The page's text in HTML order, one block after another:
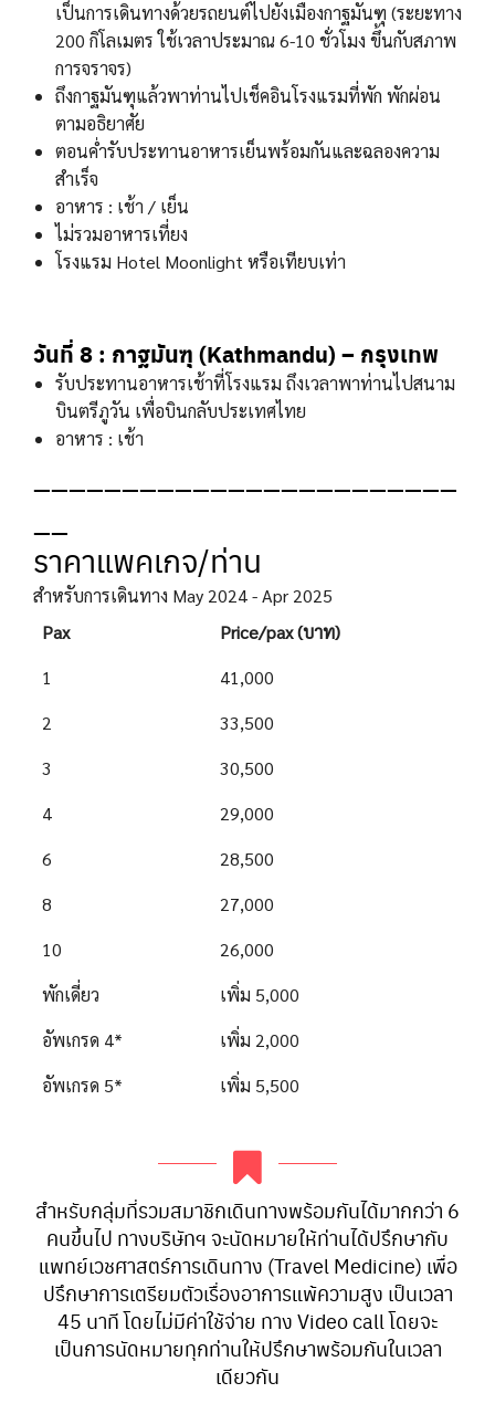
เป็นการเดินทางด้วยรถยนต์ไปยังเมืองกาฐมันฑุ (ระยะทาง
200 กิโลเมตร ใช้เวลาประมาณ 6-10 ชั่วโมง ขึ้นกับสภาพ
การจราจร)
ถึงกาฐมันฑุแล้วพาท่านไปเช็คอินโรงแรมที่พัก พักผ่อน
ตามอธิยาศัย
ตอนค่ำรับประทานอาหารเย็นพร้อมกันและฉลองความ
สำเร็จ
อาหาร : เช้า / เย็น
ไม่รวมอาหารเที่ยง
โรงแรม Hotel Moonlight หรือเทียบเท่า
วันที่ 8 : กาฐมันฑุ (Kathmandu) – กรุงเทพ
รับประทานอาหารเช้าที่โรงแรม ถึงเวลาพาท่านไปสนาม
บินตรีภูวัน เพื่อบินกลับประเทศไทย
อาหาร : เช้า
ราคาแพคเกจ/ท่าน
สำหรับการเดินทาง May 2024 - Apr 2025
Pax
Price/pax (บาท)
1
41,000
2
33,500
3
30,500
4
29,000
6
28,500
8
27,000
10
26,000
พักเดี่ยว
เพิ่ม 5,000
อัพเกรด 4*
เพิ่ม 2,000
อัพเกรด 5*
เพิ่ม 5,500
สำหรับกลุ่มที่รวมสมาชิกเดินทางพร้อมกันได้มากกว่า 6
คนขึ้นไป ทางบริษัทฯ จะนัดหมายให้ท่านได้ปรึกษากับ
แพทย์เวชศาสตร์การเดินทาง (Travel Medicine) เพื่อ
ปรึกษาการเตรียมตัวเรื่องอาการแพ้ความสูง เป็นเวลา
45 นาที โดยไม่มีค่าใช้จ่าย ทาง Video call โดยจะ
เป็นการนัดหมายทุกท่านให้ปรึกษาพร้อมกันในเวลา
เดียวกัน